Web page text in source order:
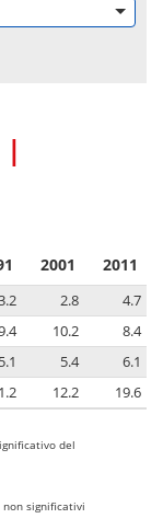
|
2001 2011
2.8
4.7
10.2
8.4
5.1 5.4
6.1
12.2 19.6
del
significativi